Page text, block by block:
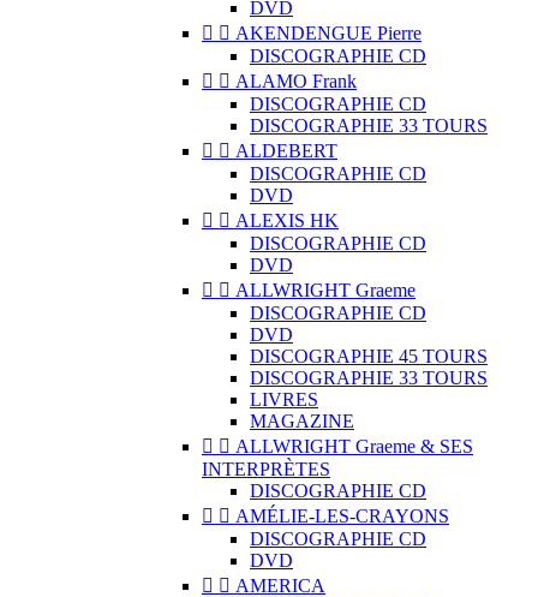
DVD
  AKENDENGUE Pierre
DISCOGRAPHIE CD
  ALAMO Frank
DISCOGRAPHIE CD
DISCOGRAPHIE 33 TOURS
  ALDEBERT
DISCOGRAPHIE CD
DVD
  ALEXIS HK
DISCOGRAPHIE CD
DVD
  ALLWRIGHT Graeme
DISCOGRAPHIE CD
DVD
DISCOGRAPHIE 45 TOURS
DISCOGRAPHIE 33 TOURS
LIVRES
MAGAZINE
  ALLWRIGHT Graeme & SES
INTERPRÈTES
DISCOGRAPHIE CD
  AMÉLIE-LES-CRAYONS
DISCOGRAPHIE CD
DVD
  AMERICA